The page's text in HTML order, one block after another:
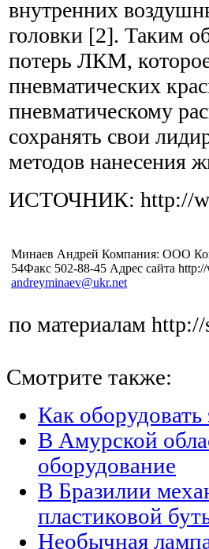
внутренних
головки [2]. Таким
потерь ЛКМ,
пневматических
пневматическому
сохранять свои
методов нанесения
ИСТОЧНИК: http://
Минаев Андрей Компания: ООО
54Факс 502-88-45 Адрес сайта
andreyminaev@ukr.net
по материалам
Смотрите также:
Как
В Амурской
оборудование
В Бразилии
пластиковой
Необычная